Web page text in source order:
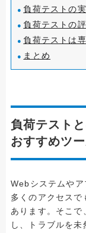
負荷テストの
負荷テストの
負荷テストは
まとめ
負荷テスト
おすすめツ
Webシステムやア
多くのアクセス
あります。そこで
し、トラブルを